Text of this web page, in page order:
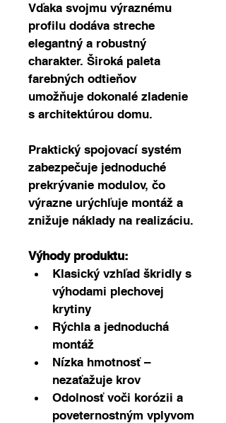
Vďaka svojmu výraznému
profilu dodáva streche
elegantný a robustný
charakter. Široká paleta
farebných odtieňov
umožňuje dokonalé zladenie
s architektúrou domu.
Praktický spojovací systém
zabezpečuje jednoduché
prekrývanie modulov, čo
výrazne urýchľuje montáž a
znižuje náklady na realizáciu.
Výhody produktu:
Klasický vzhľad škridly s
výhodami plechovej
krytiny
Rýchla a jednoduchá
montáž
Nízka hmotnosť –
nezaťažuje krov
Odolnosť voči korózii a
poveternostným vplyvom